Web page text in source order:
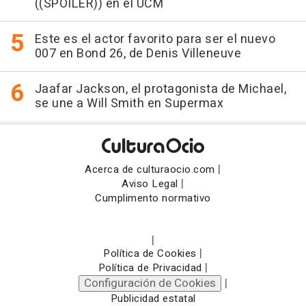
((SPOILER)) en el UCM
Este es el actor favorito para ser el nuevo
007 en Bond 26, de Denis Villeneuve
Jaafar Jackson, el protagonista de Michael,
se une a Will Smith en Supermax
Acerca de culturaocio.com |
Aviso Legal |
Cumplimento normativo
|
Política de Cookies |
Política de Privacidad |
Configuración de Cookies |
Publicidad estatal